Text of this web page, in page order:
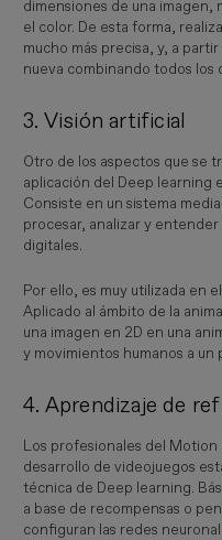
dimensiones de una imagen,
el color. De esta forma,
mucho más precisa, y, a
nueva combinando todos los
3. Visión artificial
Otro de los aspectos que se
aplicación del Deep learning
Consiste en un sistema
procesar, analizar y
digitales.
Por ello, es muy utilizada en
Aplicado al ámbito de la
una imagen en 2D en una
y movimientos humanos a un
4. Aprendizaje de
Los profesionales del Motion
desarrollo de videojuegos
técnica de Deep learning.
a base de recompensas o
configuran las redes